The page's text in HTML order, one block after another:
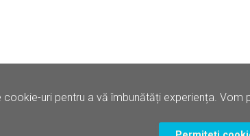
uri pentru a vă îmbunătăți experiența.